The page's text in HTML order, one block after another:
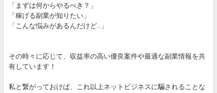
「まずは何からやるべき？」
「稼げる副業が知りたい」
「こんな悩みがあるんだけど..」
その時々に応じて、収益率の高い優良案件や最適な副業情報を共
有しています！
私と繋がっておけば、これ以上ネットビジネスに騙されることな